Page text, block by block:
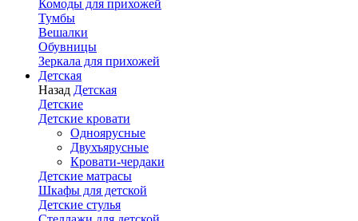
Комоды для прихожей
Тумбы
Вешалки
Обувницы
Зеркала для прихожей
Детская
Назад Детская
Детские
Детские кровати
Одноярусные
Двухъярусные
Кровати-чердаки
Детские матрасы
Шкафы для детской
Детские стулья